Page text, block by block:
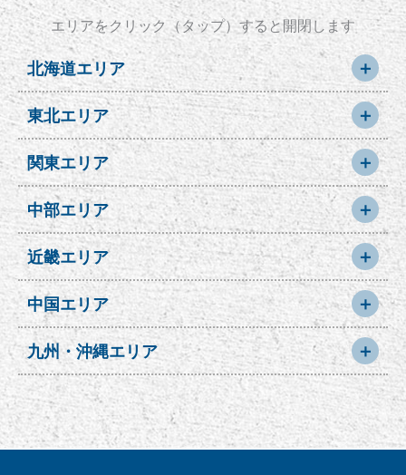
エリアをクリック（タップ）すると開閉します
北海道エリア
＋
北海道
札幌店
大通店
旭川店
白石店
東北エリア
＋
岩手県
盛岡店
福島県
郡山店
宮城県
仙台店
関東エリア
＋
東京都
品川店
王子店
押上店
蒲田店
池袋店
町田店
二子玉川店
立川店
西日暮里店
新宿店
渋谷店
北千住店
吉祥寺店
秋葉原店
恵比寿店
表参道店
中部エリア
＋
愛知県
栄店
名駅店
高岳店
豊田店
金山店
星ヶ丘店
岡崎店
栄2号店
豊橋店
金山2号店
近畿エリア
＋
大阪府
心斎橋店
天王寺店
南森町店
豊中店
京橋店
鶴橋店
高槻店
天王寺2号店
中国エリア
＋
岡山県
倉敷店
広島県
九州・沖縄エリア
＋
福岡県
博多店
春日店